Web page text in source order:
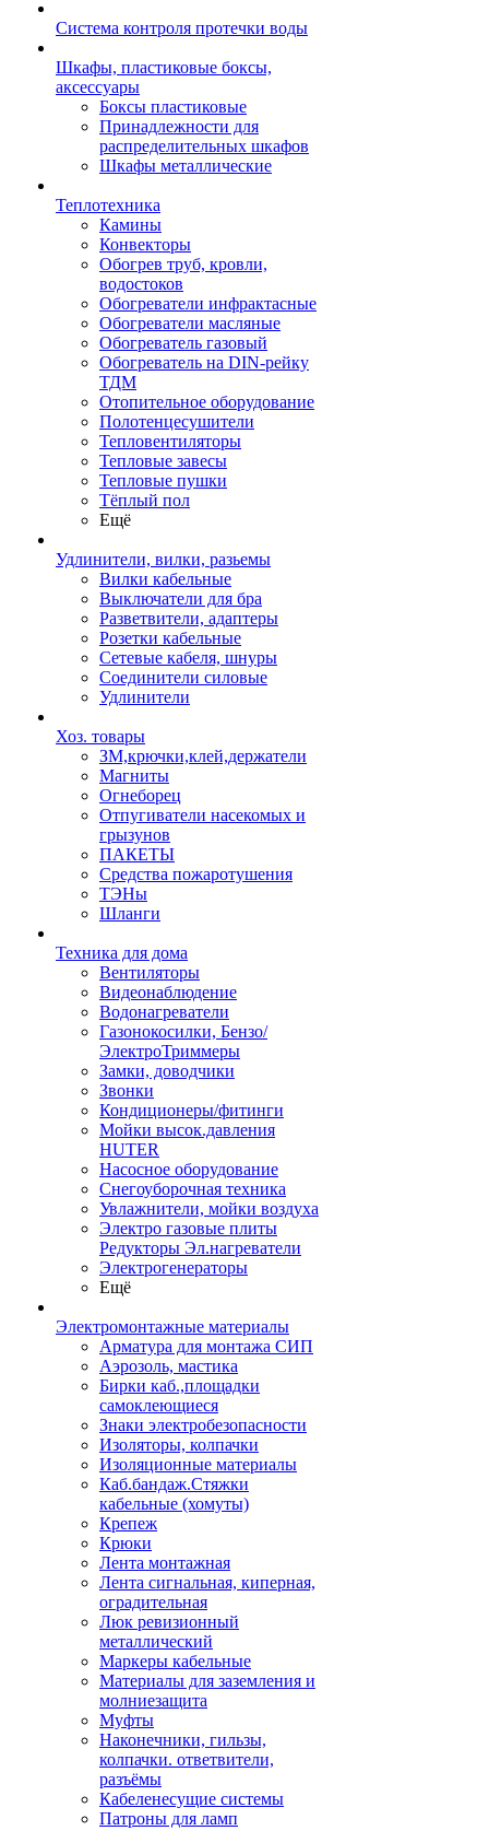
Система контроля протечки воды
Шкафы, пластиковые боксы,
аксессуары
Боксы пластиковые
Принадлежности для
распределительных шкафов
Шкафы металлические
Теплотехника
Камины
Конвекторы
Обогрев труб, кровли,
водостоков
Обогреватели инфрактасные
Обогреватели масляные
Обогреватель газовый
Обогреватель на DIN-рейку
ТДМ
Отопительное оборудование
Полотенцесушители
Тепловентиляторы
Тепловые завесы
Тепловые пушки
Тёплый пол
Ещё
Удлинители, вилки, разьемы
Вилки кабельные
Выключатели для бра
Разветвители, адаптеры
Розетки кабельные
Сетевые кабеля, шнуры
Соединители силовые
Удлинители
Хоз. товары
ЗМ,крючки,клей,держатели
Магниты
Огнеборец
Отпугиватели насекомых и
грызунов
ПАКЕТЫ
Средства пожаротушения
ТЭНы
Шланги
Техника для дома
Вентиляторы
Видеонаблюдение
Водонагреватели
Газонокосилки, Бензо/
ЭлектроТриммеры
Замки, доводчики
Звонки
Кондиционеры/фитинги
Мойки высок.давления
HUTER
Насосное оборудование
Снегоуборочная техника
Увлажнители, мойки воздуха
Электро газовые плиты
Редукторы Эл.нагреватели
Электрогенераторы
Ещё
Электромонтажные материалы
Арматура для монтажа СИП
Аэрозоль, мастика
Бирки каб.,площадки
самоклеющиеся
Знаки электробезопасности
Изоляторы, колпачки
Изоляционные материалы
Каб.бандаж.Стяжки
кабельные (хомуты)
Крепеж
Крюки
Лента монтажная
Лента сигнальная, киперная,
оградительная
Люк ревизионный
металлический
Маркеры кабельные
Материалы для заземления и
молниезащита
Муфты
Наконечники, гильзы,
колпачки. ответвители,
разъёмы
Кабеленесущие системы
Патроны для ламп